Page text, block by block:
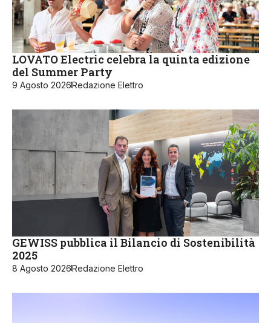
LOVATO Electric celebra la quinta edizione
del Summer Party
9 Agosto 2026Redazione Elettro
GEWISS pubblica il Bilancio di Sostenibilità
2025
8 Agosto 2026Redazione Elettro